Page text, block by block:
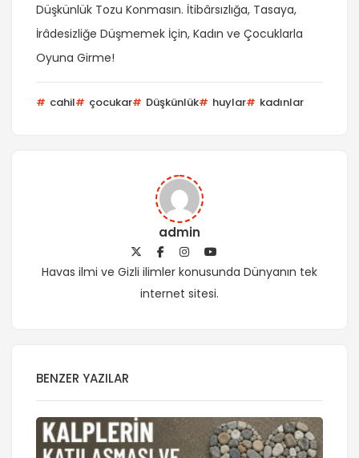
Düşkünlük Tozu Konmasın. İtibârsızlığa, Tasaya,
İrâdesizliğe Düşmemek İçin, Kadın ve Çocuklarla
Oyuna Girme!
cahil çocukar Düşkünlük huylar kadınlar
admin
Havas ilmi ve Gizli ilimler konusunda Dünyanın tek
internet sitesi.
BENZER YAZILAR